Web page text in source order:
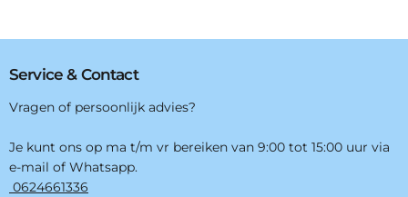
Service & Contact
Vragen of persoonlijk advies?
Je kunt ons op ma t/m vr bereiken van 9:00 tot 15:00 uur via
e-mail of Whatsapp.
0624661336